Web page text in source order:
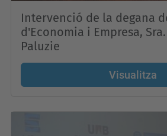
Intervenció de la degana
d'Economia i Empresa,
Paluzie
Visualitza